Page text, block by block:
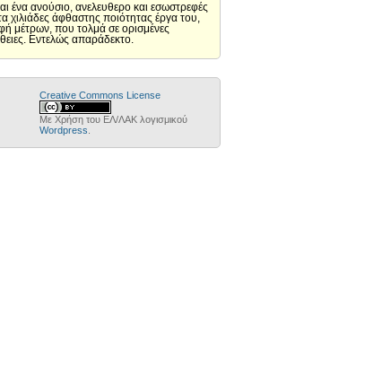
ένα ανούσιο, ανελευθερο και εσωστρεφές
άφθαστης ποιότητας έργα του,
μέτρων, που τολμά σε ορισμένες
Εντελώς απαράδεκτο.
Creative Commons License
Με Χρήση του ΕΛ/ΛΑΚ λογισμικού
Wordpress